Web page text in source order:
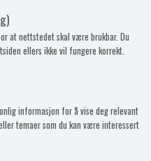
at nettstedet skal være brukbar. Du
ellers ikke vil fungere korrekt.
informasjon for å vise deg relevant
temaer som du kan være interessert